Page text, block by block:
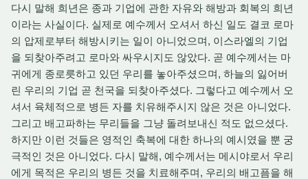
다시 말해 희년은 종과 기업에 관한 자유와 해방과 회복의 희년
이라는 사실이다. 실제로 예수께서 오셔서 하신 일도 결코 로마
의 압제로부터 해방시키는 일이 아니었으며, 이스라엘의 기업
을 되찾아주려고 로마와 싸우시지도 않았다. 곧 예수께서는 마
귀에게 종로릇하고 있던 우리를 놓아주셨으며, 하늘의 잃어버
린 우리의 기업 곧 천국을 되찾아주셨다. 그렇다고 예수께서 오
셔서 육체적으로 병든 자를 치유해주시지 않은 것은 아니었다.
그리고 배고파하는 무리들을 그냥 돌려보내신 적도 없으셨다.
하지만 이런 것들은 영적인 축복에 대한 하나의 예시였을 뿐 궁
극적인 것은 아니었다. 다시 말해, 예수께서는 메시야로서 우리
에게 목적은 우리의 병든 것을 치료해주며, 우리의 배고픔을 해